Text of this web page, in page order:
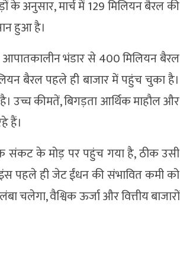
अनुसार, मार्च में 129 मिलियन बैरल की
हुआ है।
भंडार से 400 मिलियन बैरल
बैरल पहले ही बाजार में पहुंच चुका है।
उच्च कीमतें, बिगड़ता आर्थिक माहौल और
हैं।
संकट के मोड़ पर पहुंच गया है, ठीक उसी
पहले ही जेट ईंधन की संभावित कमी को
वैश्विक ऊर्जा और वित्तीय बाजारों